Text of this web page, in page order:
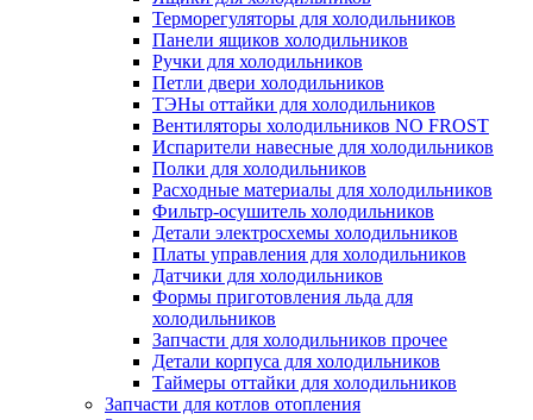
Терморегуляторы для холодильников
Панели ящиков холодильников
Ручки для холодильников
Петли двери холодильников
ТЭНы оттайки для холодильников
Вентиляторы холодильников NO FROST
Испарители навесные для холодильников
Полки для холодильников
Расходные материалы для холодильников
Фильтр-осушитель холодильников
Детали электросхемы холодильников
Платы управления для холодильников
Датчики для холодильников
Формы приготовления льда для
холодильников
Запчасти для холодильников прочее
Детали корпуса для холодильников
Таймеры оттайки для холодильников
Запчасти для котлов отопления